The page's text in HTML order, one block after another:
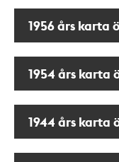
1956 års karta
1954 års karta
1944 års karta